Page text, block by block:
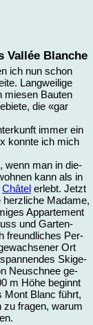
Vallée Blan­che
ich nun schon
Lang­wei­li­ge
mie­sen Bau­ten
die «gar
im­mer ein
konn­te ich mich
wenn man in die­
kann als in
Châtel er­lebt. Jetzt
Ma­da­me,
Ap­par­te­ment
und Gar­ten-
freund­li­ches Per­
Ort
Ski­ge­
Neu­schnee ge­
m Hö­he be­ginnt
Mont Blanc führt,
zu fra­gen, warum